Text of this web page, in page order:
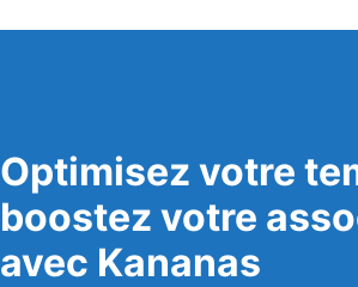
Optimisez votre
boostez votre
avec Kananas